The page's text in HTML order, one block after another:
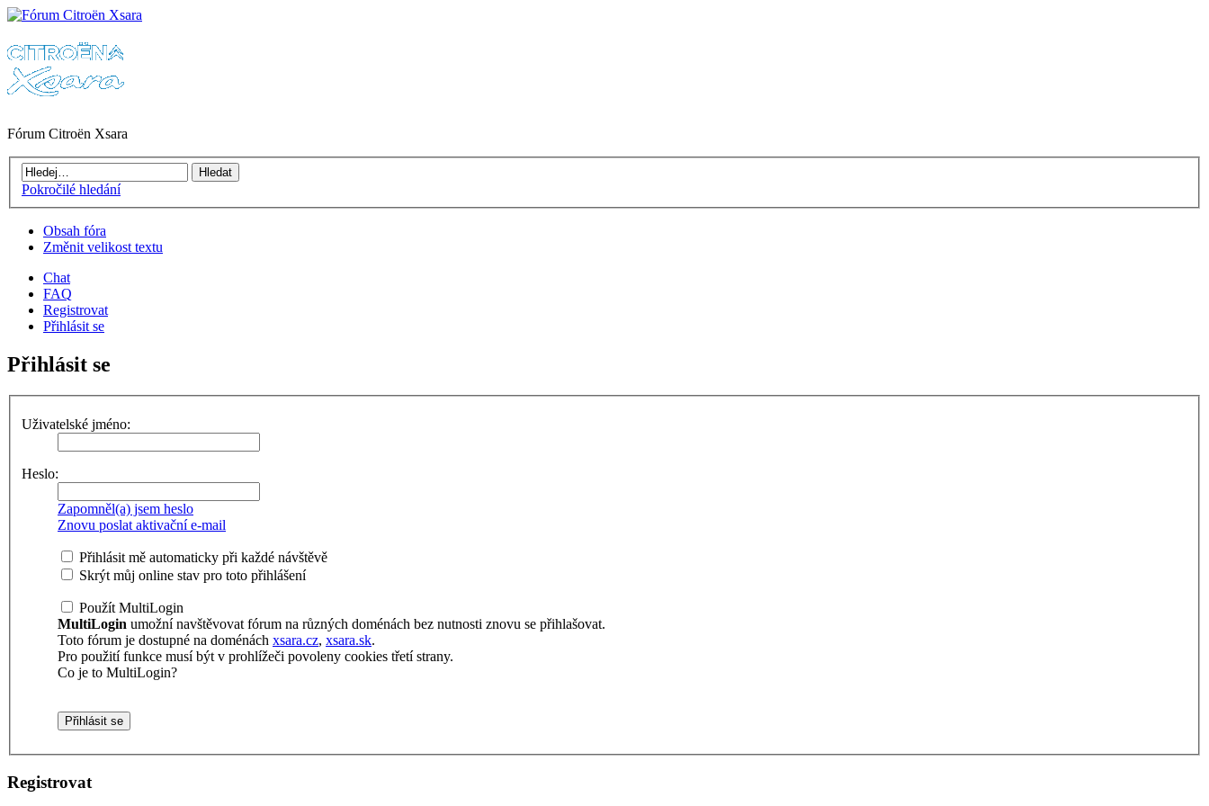
Fórum Citroën Xsara
Pokročilé hledání
Obsah fóra
Změnit velikost textu
Chat
FAQ
Registrovat
Přihlásit se
Přihlásit se
Uživatelské jméno:
Heslo:
Zapomněl(a) jsem heslo
Znovu poslat aktivační e-mail
Přihlásit mě automaticky při každé návštěvě
Skrýt můj online stav pro toto přihlášení
Použít MultiLogin
MultiLogin umožní navštěvovat fórum na různých doménách bez nutnosti znovu se přihlašovat.
Toto fórum je dostupné na doménách xsara.cz, xsara.sk.
Pro použití funkce musí být v prohlížeči povoleny cookies třetí strany.
Co je to MultiLogin?
Registrovat